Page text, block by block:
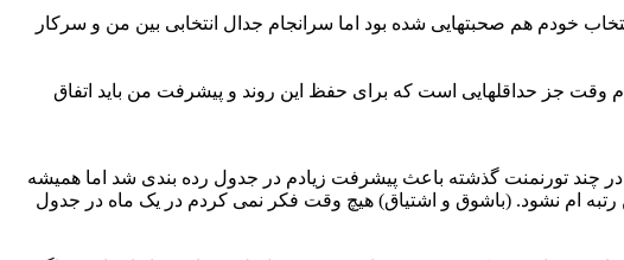
خودم هم صحبتهایی شده بود اما سرانجام جدال انتخابی بین من و سرکار
جز حداقلهایی است که برای حفظ این روند و پیشرفت من باید اتفاق
در چند تورنمنت گذشته باعث پیشرفت زیادم در جدول رده بندی شد اما همیشه
ام نشود. (باشوق و اشتیاق) هیچ وقت فکر نمی کردم در یک ماه در جدول